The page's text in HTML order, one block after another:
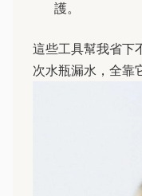
護。
這些工具幫我省下
次水瓶漏水，全靠